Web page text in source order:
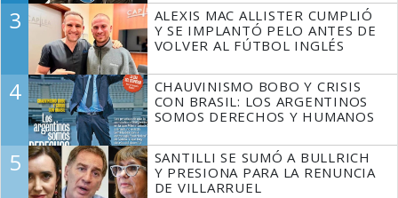
3
ALEXIS MAC ALLISTER CUMPLIÓ
Y SE IMPLANTÓ PELO ANTES DE
VOLVER AL FÚTBOL INGLÉS
4
CHAUVINISMO BOBO Y CRISIS
CON BRASIL: LOS ARGENTINOS
SOMOS DERECHOS Y HUMANOS
5
SANTILLI SE SUMÓ A BULLRICH
Y PRESIONA PARA LA RENUNCIA
DE VILLARRUEL